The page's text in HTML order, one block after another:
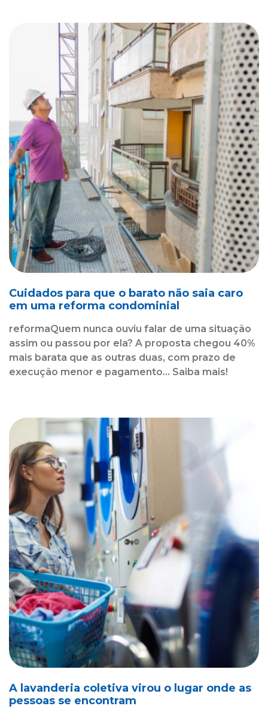
Cuidados para que o barato não saia caro
em uma reforma condominial
reformaQuem nunca ouviu falar de uma situação
assim ou passou por ela? A proposta chegou 40%
mais barata que as outras duas, com prazo de
execução menor e pagamento... Saiba mais!
A lavanderia coletiva virou o lugar onde as
pessoas se encontram